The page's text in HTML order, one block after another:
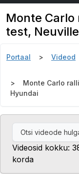
Monte
test,
Portaal Videod
Monte Carlo
Hyundai
Videosid kokku:
korda